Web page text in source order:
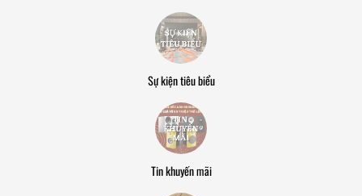
Sự kiện tiêu biểu
Tin khuyến mãi